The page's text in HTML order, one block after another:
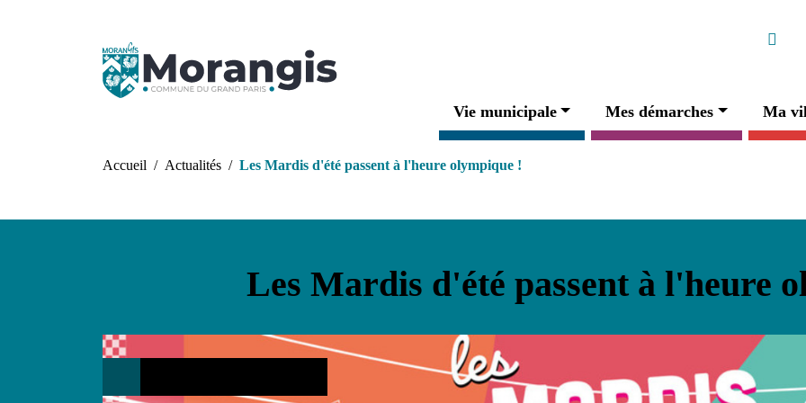
Navigation principale
Vie municipale Mes démarches Ma
Fil d'Ariane
Accueil Actualités Les Mardis d'été passent à l'heure olympique !
Les Mardis d'été passent à l'heure